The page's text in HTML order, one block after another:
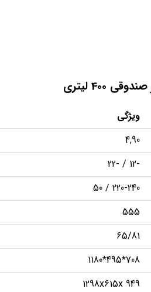
لیتری
ویژگی
4,90
-12 / -22
220-240 / 50
555
65/81
708*495*1180
1298x615x 949